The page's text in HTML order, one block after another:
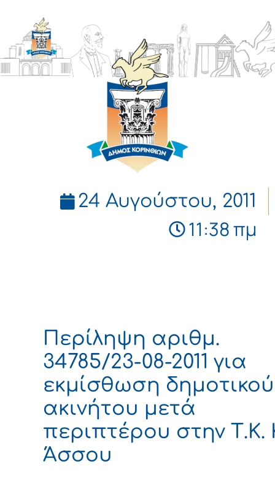
ΔΗΜΟΣ
ΚΟΡΙΝΘΙΩΝ
24 Αυγούστου, 2011
11:38 πμ
Περίληψη αριθμ.
34785/23-08-2011 για
εκμίσθωση δημοτικού
ακινήτου μετά
περιπτέρου στην Τ.Κ.
Άσσου